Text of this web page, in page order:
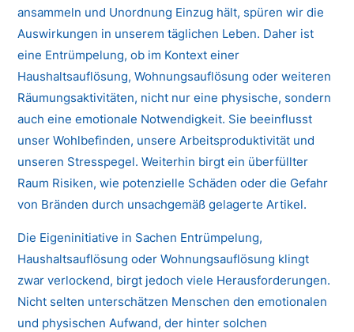
ansammeln und Unordnung Einzug hält, spüren wir die
Auswirkungen in unserem täglichen Leben. Daher ist
eine Entrümpelung, ob im Kontext einer
Haushaltsauflösung, Wohnungsauflösung oder weiteren
Räumungsaktivitäten, nicht nur eine physische, sondern
auch eine emotionale Notwendigkeit. Sie beeinflusst
unser Wohlbefinden, unsere Arbeitsproduktivität und
unseren Stresspegel. Weiterhin birgt ein überfüllter
Raum Risiken, wie potenzielle Schäden oder die Gefahr
von Bränden durch unsachgemäß gelagerte Artikel.
Die Eigeninitiative in Sachen Entrümpelung,
Haushaltsauflösung oder Wohnungsauflösung klingt
zwar verlockend, birgt jedoch viele Herausforderungen.
Nicht selten unterschätzen Menschen den emotionalen
und physischen Aufwand, der hinter solchen